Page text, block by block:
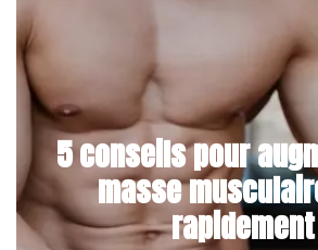
5 conseils pour
masse
rapidement